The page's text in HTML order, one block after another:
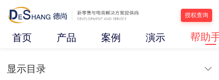
授权查询
首页 产品 案例 演示 帮助
显示目录